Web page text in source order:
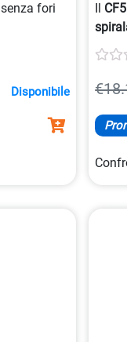
fori
Disponibile
Il
casa
da